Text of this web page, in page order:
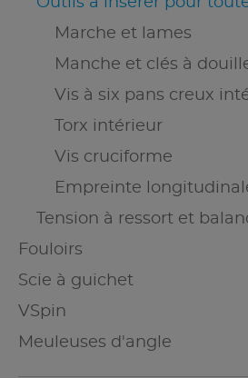
Marche et lames
Manche et clés à
Vis à six pans creux
Torx intérieur
Vis cruciforme
Empreinte
Tension à ressort et
Fouloirs
Scie à guichet
VSpin
Meuleuses d'angle